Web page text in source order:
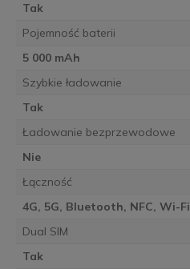
Tak
Pojemność baterii
5 000 mAh
Szybkie ładowanie
Tak
Ładowanie bezprzewodowe
Nie
Łączność
4G, 5G, Bluetooth, NFC, Wi-Fi
Dual SIM
Tak